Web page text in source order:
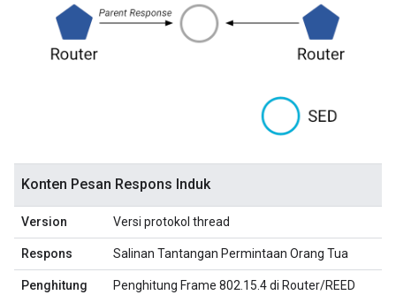
Konten Pesan Respons Induk
Version Versi protokol thread
Respons Salinan Tantangan Permintaan Orang Tua
Penghitung
Penghitung Frame 802.15.4 di Router/REED